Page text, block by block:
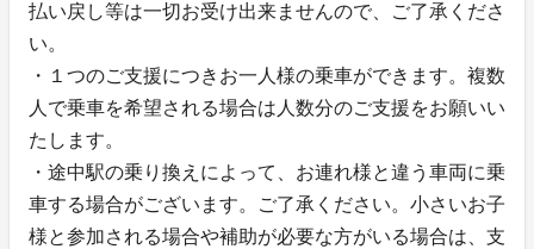
払い戻し等は一切お受け出来ませんので、ご了承くださ
い。
・１つのご支援につきお一人様の乗車ができます。複数
人で乗車を希望される場合は人数分のご支援をお願いい
たします。
・途中駅の乗り換えによって、お連れ様と違う車両に乗
車する場合がございます。ご了承ください。小さいお子
様と参加される場合や補助が必要な方がいる場合は、支